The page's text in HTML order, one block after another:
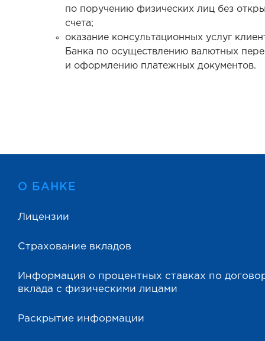
по поручению физических лиц без
счета;
оказание консультационных услуг
Банка по осуществлению валютных
и оформлению платежных документов.
О БАНКЕ
Лицензии
Страхование вкладов
Информация о процентных ставках по
вклада с физическими лицами
Раскрытие информации